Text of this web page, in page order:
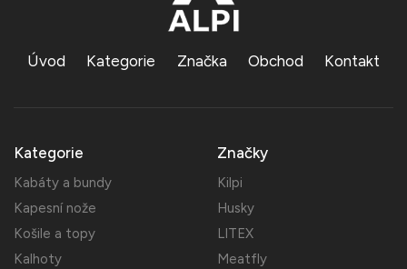
Úvod Kategorie Značka Obchod Kontakt
Kategorie
Kabáty a bundy
Kapesní nože
Košile a topy
Kalhoty
Značky
Kilpi
Husky
LITEX
Meatfly